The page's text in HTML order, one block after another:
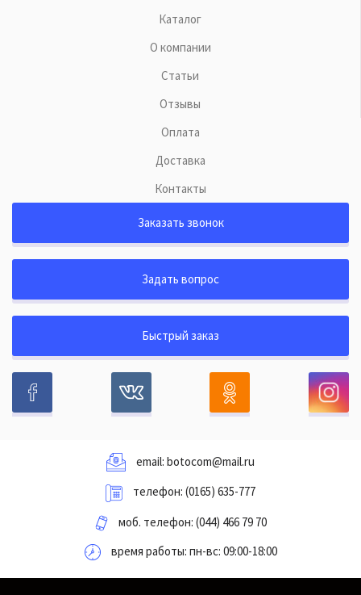
Каталог
О компании
Статьи
Отзывы
Оплата
Доставка
Контакты
Заказать звонок
Задать вопрос
Быстрый заказ
email: botocom@mail.ru
телефон: (0165) 635-777
моб. телефон: (044) 466 79 70
время работы: пн-вс: 09:00-18:00